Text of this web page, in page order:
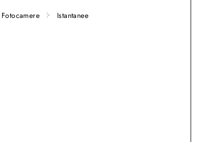
Fotocamere Istantanee